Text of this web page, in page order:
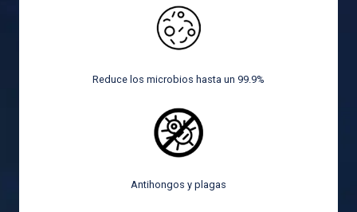
Reduce los microbios hasta un 99.9%
Antihongos y plagas